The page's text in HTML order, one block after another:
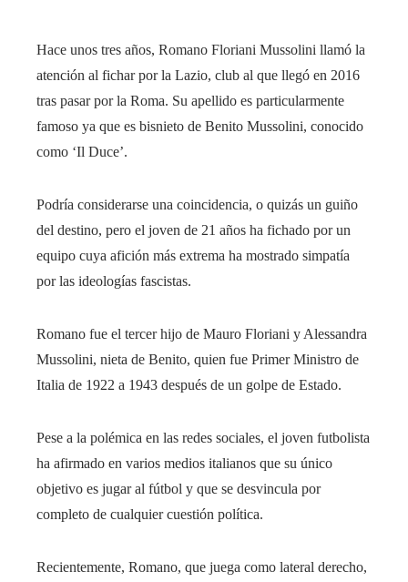
Hace unos tres años, Romano Floriani Mussolini llamó la
atención al fichar por la Lazio, club al que llegó en 2016
tras pasar por la Roma. Su apellido es particularmente
famoso ya que es bisnieto de Benito Mussolini, conocido
como ‘Il Duce’.
Podría considerarse una coincidencia, o quizás un guiño
del destino, pero el joven de 21 años ha fichado por un
equipo cuya afición más extrema ha mostrado simpatía
por las ideologías fascistas.
Romano fue el tercer hijo de Mauro Floriani y Alessandra
Mussolini, nieta de Benito, quien fue Primer Ministro de
Italia de 1922 a 1943 después de un golpe de Estado.
Pese a la polémica en las redes sociales, el joven futbolista
ha afirmado en varios medios italianos que su único
objetivo es jugar al fútbol y que se desvincula por
completo de cualquier cuestión política.
Recientemente, Romano, que juega como lateral derecho,